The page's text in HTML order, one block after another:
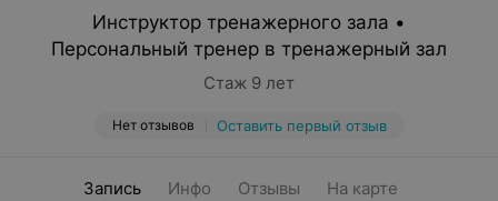
Инструктор тренажерного зала •
Персональный тренер в тренажерный зал
Стаж 9 лет
Нет отзывов Оставить первый отзыв
Запись Инфо Отзывы На карте